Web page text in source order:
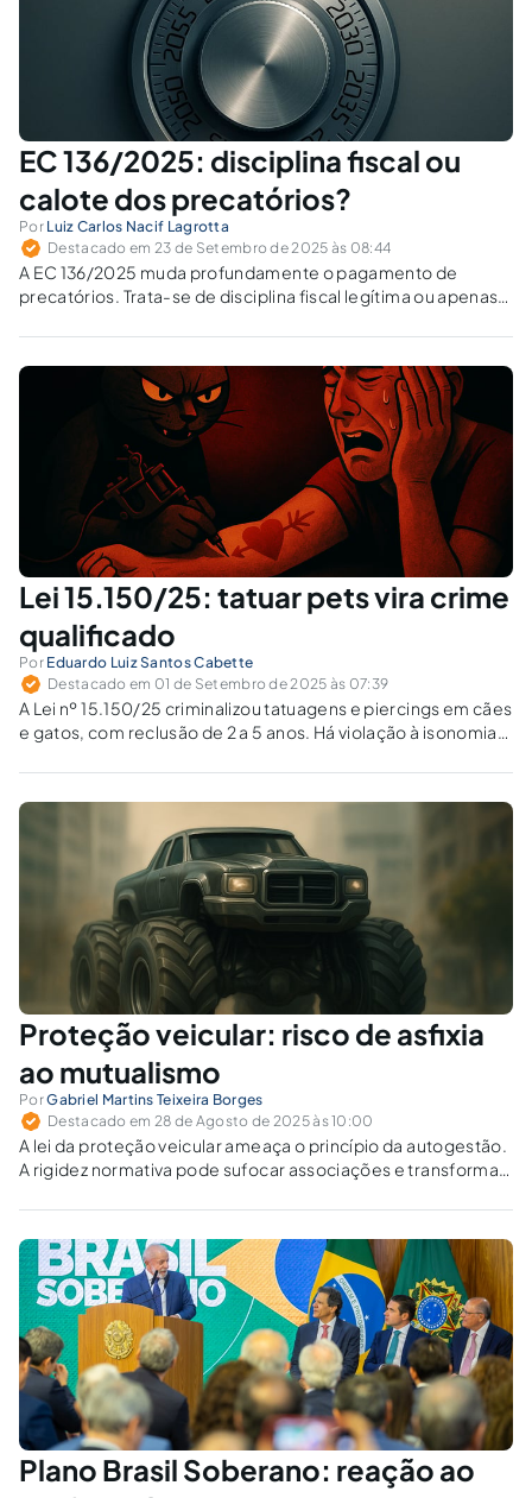
EC 136/2025: disciplina fiscal ou
calote dos precatórios?
Por Luiz Carlos Nacif Lagrotta
Destacado em 23 de Setembro de 2025 às 08:44
A EC 136/2025 muda profundamente o pagamento de
precatórios. Trata-se de disciplina fiscal legítima ou apenas
Lei 15.150/25: tatuar pets vira crime
qualificado
Por Eduardo Luiz Santos Cabette
Destacado em 01 de Setembro de 2025 às 07:39
A Lei nº 15.150/25 criminalizou tatuagens e piercings em cães
e gatos, com reclusão de 2 a 5 anos. Há violação à isonomia
Proteção veicular: risco de asfixia
ao mutualismo
PorGabriel Martins Teixeira Borges
Destacado em 28 de Agosto de 2025 às 10:00
A lei da proteção veicular ameaça o princípio da autogestão.
A rigidez normativa pode sufocar associações e transformar
Plano Brasil Soberano: reação ao